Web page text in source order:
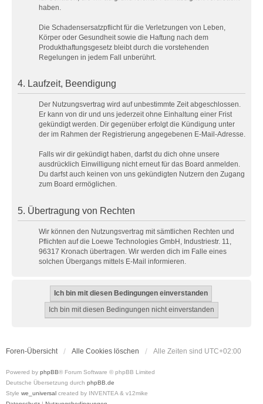
haben.
Die Schadensersatzpflicht für die Verletzungen von Leben,
Körper oder Gesundheit sowie die Haftung nach dem
Produkthaftungsgesetz bleibt durch die vorstehenden
Regelungen in jedem Fall unberührt.
4. Laufzeit, Beendigung
Der Nutzungsvertrag wird auf unbestimmte Zeit abgeschlossen.
Er kann von dir und uns jederzeit ohne Einhaltung einer Frist
gekündigt werden. Dir gegenüber erfolgt die Kündigung unter
der im Rahmen der Registrierung angegebenen E-Mail-Adresse.
Falls wir dir gekündigt haben, darfst du dich ohne unsere
ausdrücklich Einwilligung nicht erneut für das Board anmelden.
Du darfst auch keinen von uns gekündigten Nutzern den Zugang
zum Board ermöglichen.
5. Übertragung von Rechten
Wir können den Nutzungsvertrag mit sämtlichen Rechten und
Pflichten auf die Loewe Technologies GmbH, Industriestr. 11,
96317 Kronach übertragen. Wir werden dich im Falle eines
solchen Übergangs mittels E-Mail informieren.
Foren-Übersicht Alle Cookies löschen Alle Zeiten sind UTC+02:00
Powered by phpBB® Forum Software © phpBB Limited
Deutsche Übersetzung durch phpBB.de
Style we_universal created by INVENTEA & v12mike